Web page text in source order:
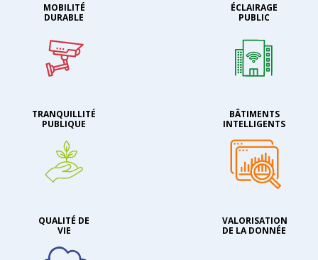
MOBILITÉ
DURABLE
ÉCLAIRAGE
PUBLIC
TRANQUILLITÉ
PUBLIQUE
BÂTIMENTS
INTELLIGENTS
QUALITÉ DE
VIE
VALORISATION
DE LA DONNÉE